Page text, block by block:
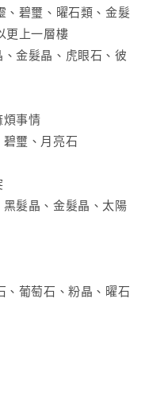
、碧璽、曜石類、金髮
更上一層樓
金髮晶、虎眼石、彼
煩事情
璽、月亮石
髮晶、金髮晶、太陽
、葡萄石、粉晶、曜石